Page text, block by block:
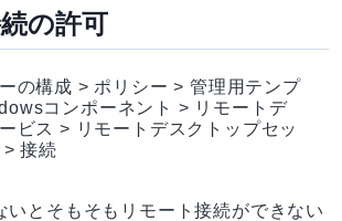
の許可
の構成 > ポリシー > 管理用テンプ
コンポーネント > リモートデ
ビス > リモートデスクトップセッ
> 接続
いとそもそもリモート接続ができない